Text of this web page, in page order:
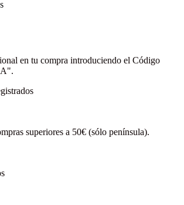
en tu compra introduciendo el Código
superiores a 50€ (sólo península).